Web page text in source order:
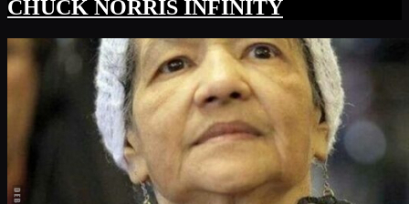
CHUCK NORRIS INFINITY